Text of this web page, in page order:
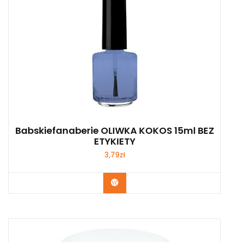
Babskiefanaberie OLIWKA KOKOS 15ml BEZ
ETYKIETY
3,79zł
Zobacz